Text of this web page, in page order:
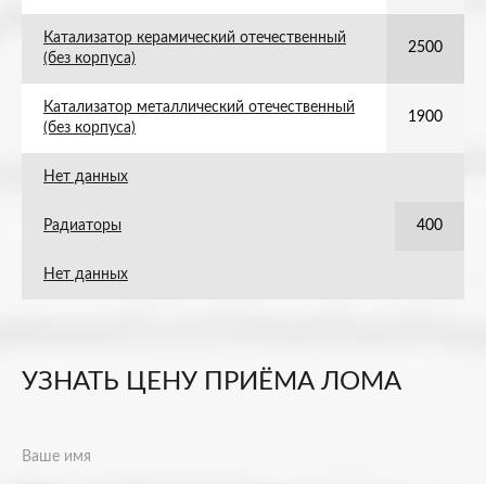
Катализатор керамический отечественный
(без корпуса)
2500
Катализатор металлический отечественный
(без корпуса)
1900
Нет данных
Радиаторы 400
Нет данных
УЗНАТЬ ЦЕНУ ПРИЁМА ЛОМА